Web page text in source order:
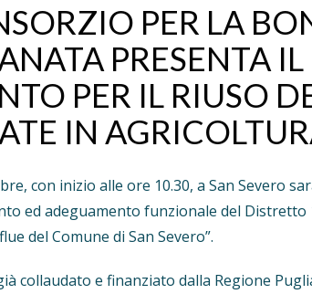
PER LA
PRESENTA
PER IL RIUSO
IN
con inizio alle ore 10.30, a San Severo
ed adeguamento funzionale del
del Comune di San Severo”.
collaudato e finanziato dalla Regione